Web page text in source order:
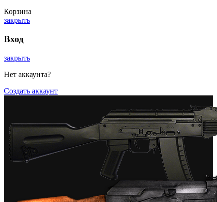
Корзина
закрыть
Вход
закрыть
Нет аккаунта?
Создать аккаунт